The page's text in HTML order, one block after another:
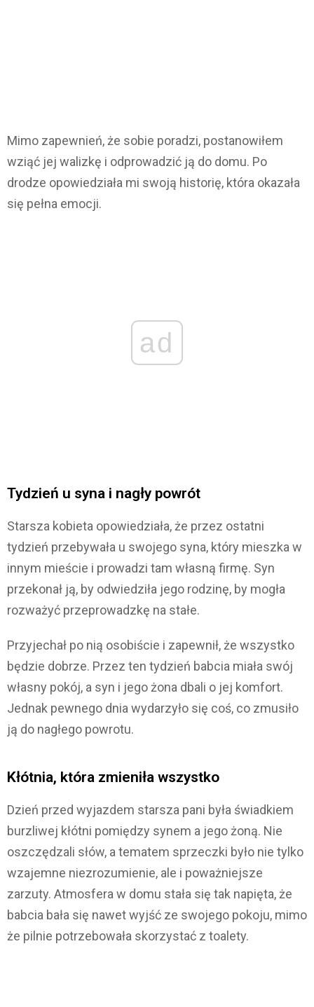
Mimo zapewnień, że sobie poradzi, postanowiłem
wziąć jej walizkę i odprowadzić ją do domu. Po
drodze opowiedziała mi swoją historię, która okazała
się pełna emocji.
ad
Tydzień u syna i nagły powrót
Starsza kobieta opowiedziała, że przez ostatni
tydzień przebywała u swojego syna, który mieszka w
innym mieście i prowadzi tam własną firmę. Syn
przekonał ją, by odwiedziła jego rodzinę, by mogła
rozważyć przeprowadzkę na stałe.
Przyjechał po nią osobiście i zapewnił, że wszystko
będzie dobrze. Przez ten tydzień babcia miała swój
własny pokój, a syn i jego żona dbali o jej komfort.
Jednak pewnego dnia wydarzyło się coś, co zmusiło
ją do nagłego powrotu.
Kłótnia, która zmieniła wszystko
Dzień przed wyjazdem starsza pani była świadkiem
burzliwej kłótni pomiędzy synem a jego żoną. Nie
oszczędzali słów, a tematem sprzeczki było nie tylko
wzajemne niezrozumienie, ale i poważniejsze
zarzuty. Atmosfera w domu stała się tak napięta, że
babcia bała się nawet wyjść ze swojego pokoju, mimo
że pilnie potrzebowała skorzystać z toalety.